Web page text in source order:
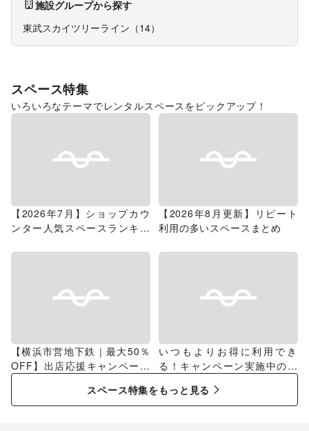
施設グループから探す
東武スカイツリーライン （14）
スペース特集
いろいろなテーマでレンタルスペースをピックアップ！
【2026年7月】ショップカウ
ンター人気スペースランキン
【2026年8月更新】リピート
利用の多いスペースまとめ
【横浜市営地下鉄｜最大50％
OFF】出店応援キャンペーン
特集
いつもよりお得に利用でき
る！キャンペーン実施中のス
スペース特集をもっと見る